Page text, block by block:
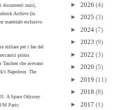
documenti unici,
Archive (la
materiale esclusivo
miliare per i fan del
prima
che avevano
Napoleon: The
A Space Odyssey
M Paris:
► 2026 (4)
► 2025 (3)
► 2024 (7)
► 2023 (9)
► 2022 (3)
► 2020 (5)
► 2019 (11)
► 2018 (8)
► 2017 (1)